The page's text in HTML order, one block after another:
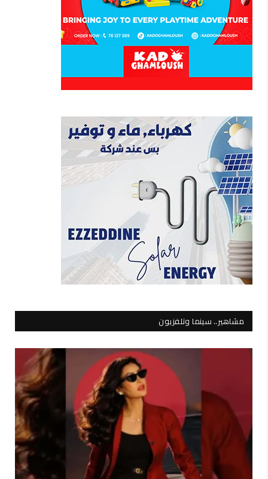
مشاهير.. سينما وتلفزيون